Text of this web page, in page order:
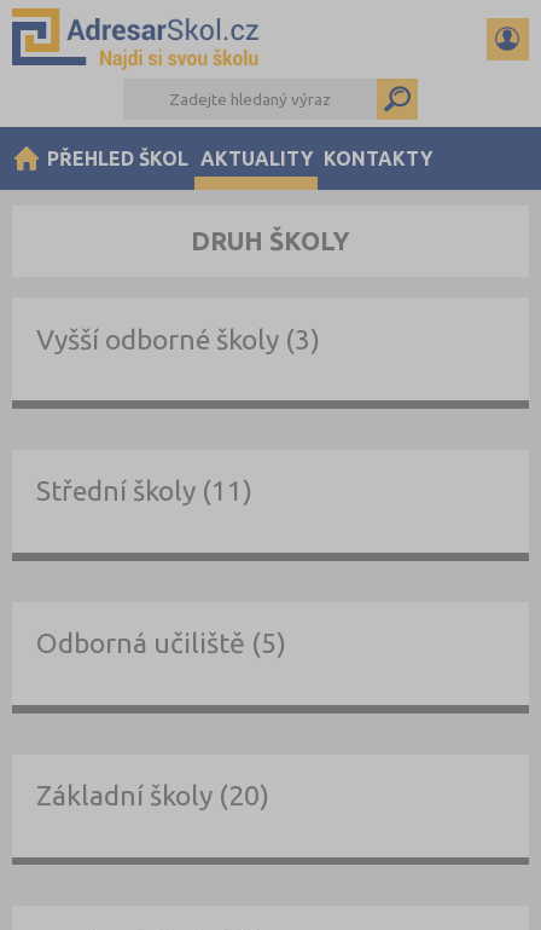
PŘEHLED ŠKOL AKTUALITY KONTAKTY
DRUH ŠKOLY
Vyšší odborné školy (3)
Střední školy (11)
Odborná učiliště (5)
Základní školy (20)